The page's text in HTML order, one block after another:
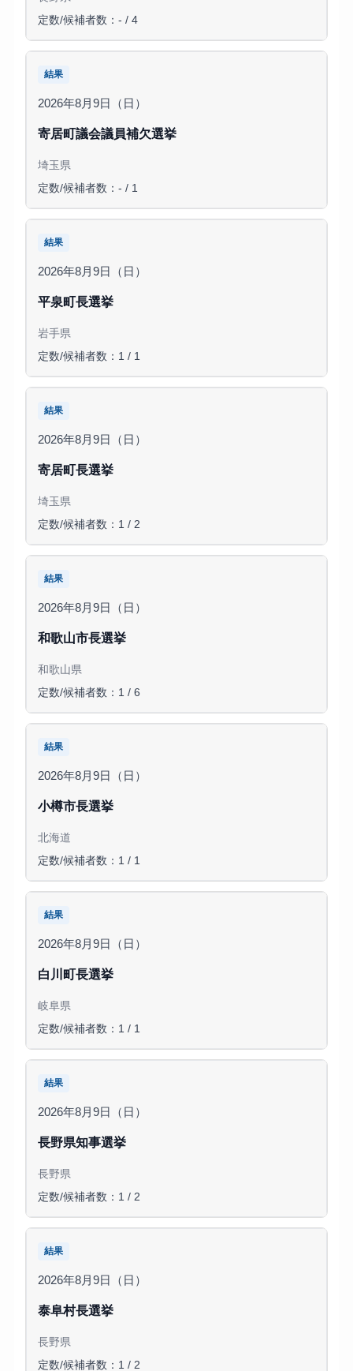
定数/候補者数：- / 4
結果
2026年8月9日（日）
寄居町議会議員補欠選挙
埼玉県
定数/候補者数：- / 1
結果
2026年8月9日（日）
平泉町長選挙
岩手県
定数/候補者数：1 / 1
結果
2026年8月9日（日）
寄居町長選挙
埼玉県
定数/候補者数：1 / 2
結果
2026年8月9日（日）
和歌山市長選挙
和歌山県
定数/候補者数：1 / 6
結果
2026年8月9日（日）
小樽市長選挙
北海道
定数/候補者数：1 / 1
結果
2026年8月9日（日）
白川町長選挙
岐阜県
定数/候補者数：1 / 1
結果
2026年8月9日（日）
長野県知事選挙
長野県
定数/候補者数：1 / 2
結果
2026年8月9日（日）
泰阜村長選挙
長野県
定数/候補者数：1 / 2